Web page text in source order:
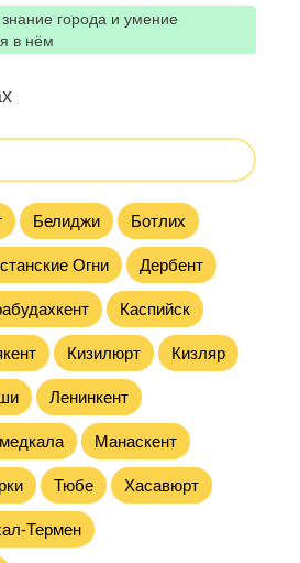
знание города и умение
в нём
Белиджи Ботлих
Огни Дербент
Каспийск
Кизилюрт Кизляр
Ленинкент
Манаскент
Тюбе Хасавюрт
Термен